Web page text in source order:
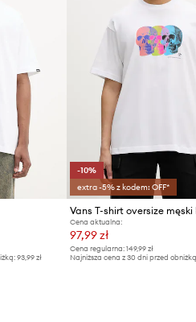
93,99 zł
-10%
extra -5% z kodem: OFF*
Cena aktualna:
97,99 zł
Cena regularna: 149,99 zł
Najniższa cena z 30 dni przed